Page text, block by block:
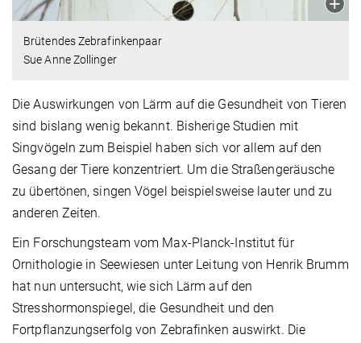
Brütendes Zebrafinkenpaar
Sue Anne Zollinger
Die Auswirkungen von Lärm auf die Gesundheit von Tieren
sind bislang wenig bekannt. Bisherige Studien mit
Singvögeln zum Beispiel haben sich vor allem auf den
Gesang der Tiere konzentriert. Um die Straßengeräusche
zu übertönen, singen Vögel beispielsweise lauter und zu
anderen Zeiten.
Ein Forschungsteam vom Max-Planck-Institut für
Ornithologie in Seewiesen unter Leitung von Henrik Brumm
hat nun untersucht, wie sich Lärm auf den
Stresshormonspiegel, die Gesundheit und den
Fortpflanzungserfolg von Zebrafinken auswirkt. Die